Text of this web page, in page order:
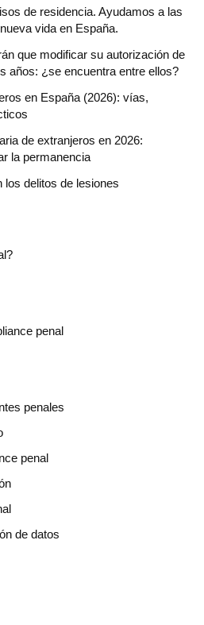
de residencia. Ayudamos a las
vida en España.
que modificar su autorización de
años: ¿se encuentra entre ellos?
en España (2026): vías,
de extranjeros en 2026:
la permanencia
los delitos de lesiones
penal
penales
penal
de datos